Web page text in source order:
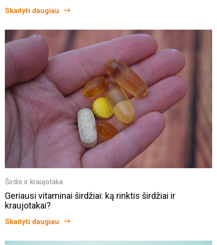
Skaityti daugiau
Širdis ir kraujotaka
Geriausi vitaminai širdžiai: ką rinktis širdžiai ir
kraujotakai?
Skaityti daugiau